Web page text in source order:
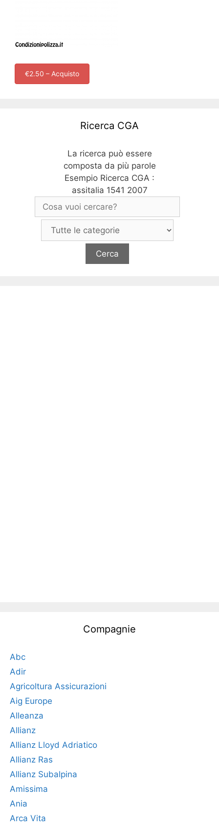
€2.50 – Acquisto
Ricerca CGA
La ricerca può essere
composta da più parole
Esempio Ricerca CGA :
assitalia 1541 2007
Compagnie
Abc
Adir
Agricoltura Assicurazioni
Aig Europe
Alleanza
Allianz
Allianz Lloyd Adriatico
Allianz Ras
Allianz Subalpina
Amissima
Ania
Arca Vita